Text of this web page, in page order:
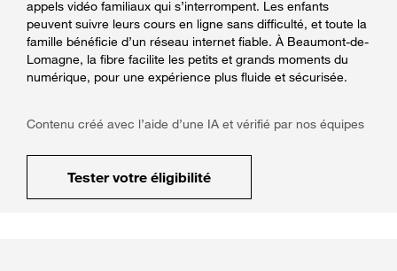
appels vidéo familiaux qui s’interrompent. Les enfants
peuvent suivre leurs cours en ligne sans difficulté, et toute la
famille bénéficie d’un réseau internet fiable. À Beaumont-de-
Lomagne, la fibre facilite les petits et grands moments du
numérique, pour une expérience plus fluide et sécurisée.
Contenu créé avec l’aide d’une IA et vérifié par nos équipes
Tester votre éligibilité